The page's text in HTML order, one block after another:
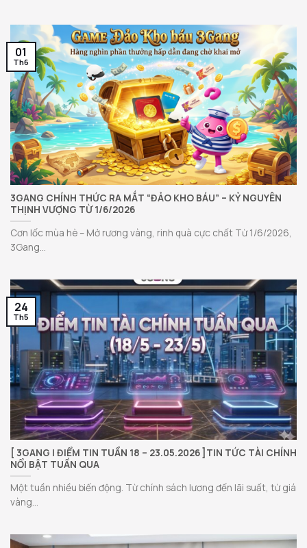
3GANG CHÍNH THỨC RA MẮT “ĐẢO KHO BÁU” – KỶ NGUYÊN
THỊNH VƯỢNG TỪ 1/6/2026
Cơn lốc mùa hè – Mở rương vàng, rinh quà cực chất Từ 1/6/2026,
3Gang...
01
Th6
[ 3GANG | ĐIỂM TIN TUẦN 18 – 23.05.2026 ]TIN TỨC TÀI CHÍNH
NỔI BẬT TUẦN QUA
Một tuần nhiều biến động. Từ chính sách lương đến lãi suất, từ giá
vàng...
24
Th5